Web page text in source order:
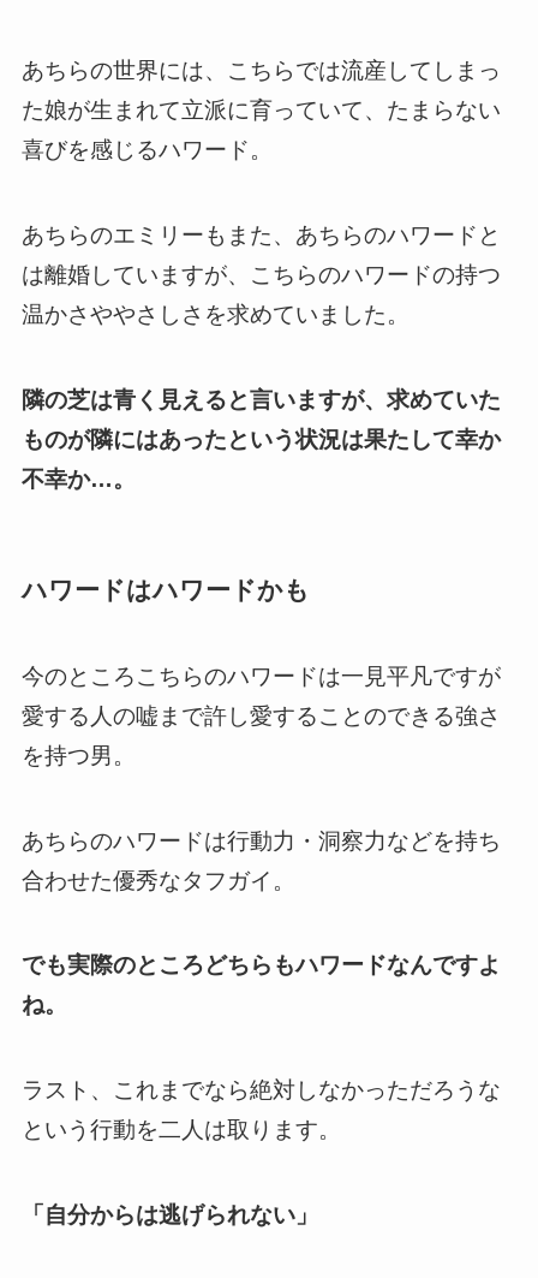
あちらの世界には、こちらでは流産してしまっ
た娘が生まれて立派に育っていて、たまらない
喜びを感じるハワード。
あちらのエミリーもまた、あちらのハワードと
は離婚していますが、 こちらのハワードの持つ
温かさややさしさを求めていました。
隣の芝は青く見えると言いますが、求めていた
ものが隣にはあったという状況は果たして幸か
不幸か…。
ハワードはハワードかも
今のところこちらのハワードは一見平凡ですが
愛する人の嘘まで許し愛することのできる強さ
を持つ男。
あちらのハワードは行動力・洞察力などを持ち
合わせた優秀なタフガイ。
でも実際のところどちらもハワードなんですよ
ね。
ラスト、これまでなら絶対しなかっただろうな
という行動を二人は取ります。
「自分からは逃げられない」